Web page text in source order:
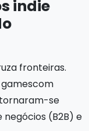
indie
fronteiras.
tornaram-se
negócios (B2B) e